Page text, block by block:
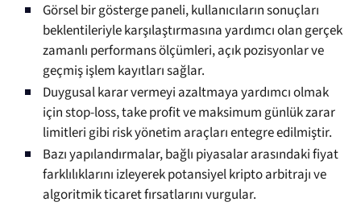
Görsel bir gösterge paneli, kullanıcıların sonuçları
beklentileriyle karşılaştırmasına yardımcı olan gerçek
zamanlı performans ölçümleri, açık pozisyonlar ve
geçmiş işlem kayıtları sağlar.
Duygusal karar vermeyi azaltmaya yardımcı olmak
için stop-loss, take profit ve maksimum günlük zarar
limitleri gibi risk yönetim araçları entegre edilmiştir.
Bazı yapılandırmalar, bağlı piyasalar arasındaki fiyat
farklılıklarını izleyerek potansiyel kripto arbitrajı ve
algoritmik ticaret fırsatlarını vurgular.